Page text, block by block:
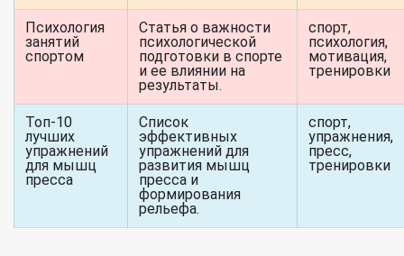
Психология
занятий
спортом
Статья о важности
психологической
подготовки в спорте
и ее влиянии на
результаты.
спорт,
психология,
мотивация,
тренировки
Топ-10
лучших
упражнений
для мышц
пресса
Список
эффективных
упражнений для
развития мышц
пресса и
формирования
рельефа.
спорт,
упражнения,
пресс,
тренировки